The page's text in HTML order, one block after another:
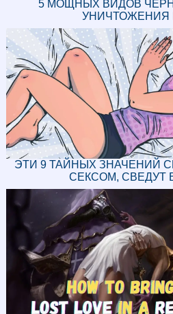
5 МОЩНЫХ ВИДОВ
УНИЧТОЖЕНИЯ
ЭТИ 9 ТАЙНЫХ ЗНАЧЕНИЙ
СЕКСОМ, СВЕДУТ